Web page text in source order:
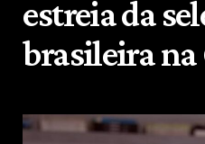
estreia da
brasileira na